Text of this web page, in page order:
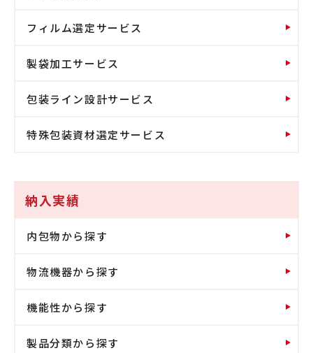
フィルム選定サービス
製袋加工サービス
包装ライン設計サービス
特殊包装資材選定サービス
納入実績
内包物から探す
物流機器から探す
機能性から探す
製品分類から探す